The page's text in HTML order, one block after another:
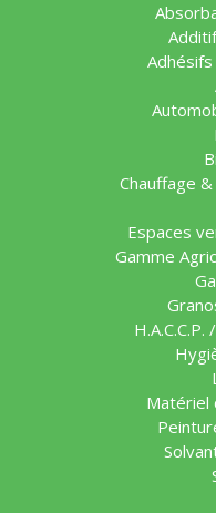
Chauffage
Espaces
Gamme
Matériel